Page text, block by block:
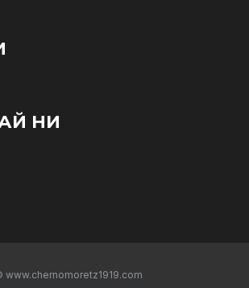
НИ
www.chernomoretz1919.com